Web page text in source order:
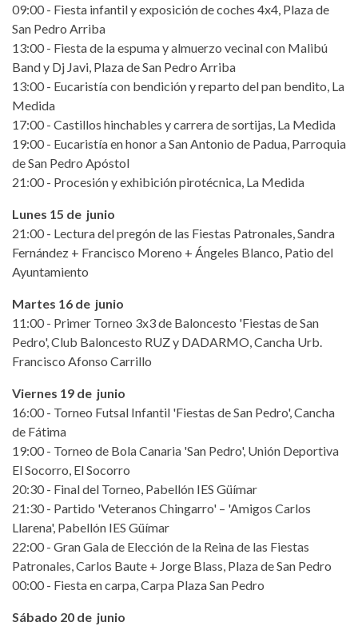
09:00 - Fiesta infantil y exposición de coches 4x4, Plaza de
San Pedro Arriba
13:00 - Fiesta de la espuma y almuerzo vecinal con Malibú
Band y Dj Javi, Plaza de San Pedro Arriba
13:00 - Eucaristía con bendición y reparto del pan bendito, La
Medida
17:00 - Castillos hinchables y carrera de sortijas, La Medida
19:00 - Eucaristía en honor a San Antonio de Padua, Parroquia
de San Pedro Apóstol
21:00 - Procesión y exhibición pirotécnica, La Medida
Lunes 15 de junio
21:00 - Lectura del pregón de las Fiestas Patronales, Sandra
Fernández + Francisco Moreno + Ángeles Blanco, Patio del
Ayuntamiento
Martes 16 de junio
11:00 - Primer Torneo 3x3 de Baloncesto 'Fiestas de San
Pedro', Club Baloncesto RUZ y DADARMO, Cancha Urb.
Francisco Afonso Carrillo
Viernes 19 de junio
16:00 - Torneo Futsal Infantil 'Fiestas de San Pedro', Cancha
de Fátima
19:00 - Torneo de Bola Canaria 'San Pedro', Unión Deportiva
El Socorro, El Socorro
20:30 - Final del Torneo, Pabellón IES Güímar
21:30 - Partido 'Veteranos Chingarro' – 'Amigos Carlos
Llarena', Pabellón IES Güímar
22:00 - Gran Gala de Elección de la Reina de las Fiestas
Patronales, Carlos Baute + Jorge Blass, Plaza de San Pedro
00:00 - Fiesta en carpa, Carpa Plaza San Pedro
Sábado 20 de junio